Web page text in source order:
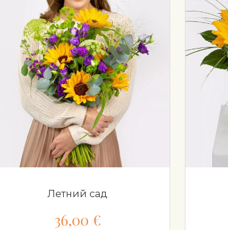
Летний сад
36,00 €